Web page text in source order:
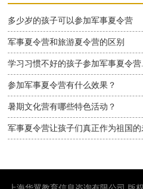
多少岁的孩子可以参加军事夏令营
军事夏令营和旅游夏令营的区别
学习习惯不好的孩子参加军事夏令营
参加军事夏令营有什么效果？
暑期文化营有哪些特色活动？
军事夏令营让孩子们真正作为祖国的